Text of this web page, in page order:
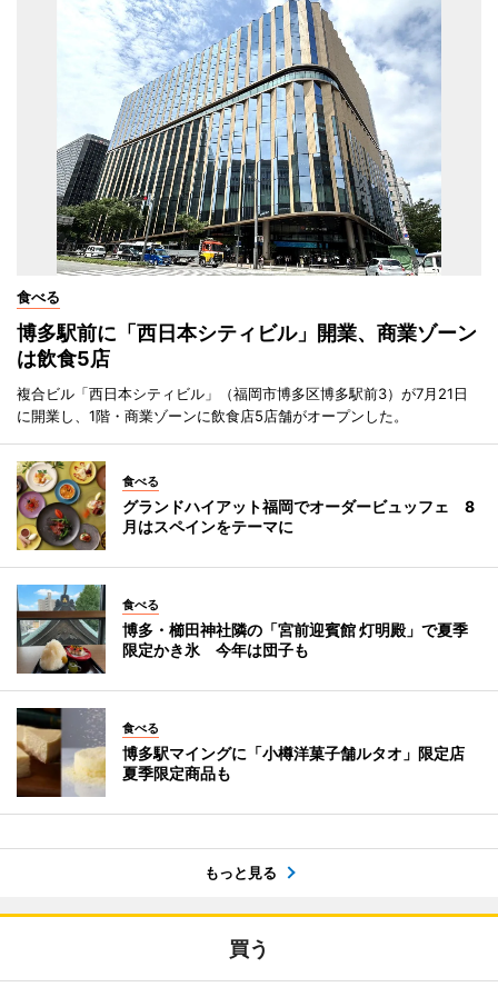
食べる
博多駅前に「西日本シティビル」開業、商業ゾーン
は飲食5店
複合ビル「西日本シティビル」（福岡市博多区博多駅前3）が7月21日
に開業し、1階・商業ゾーンに飲食店5店舗がオープンした。
食べる
グランドハイアット福岡でオーダービュッフェ 8
月はスペインをテーマに
食べる
博多・櫛田神社隣の「宮前迎賓館 灯明殿」で夏季
限定かき氷 今年は団子も
食べる
博多駅マイングに「小樽洋菓子舗ルタオ」限定店
夏季限定商品も
もっと見る
買う